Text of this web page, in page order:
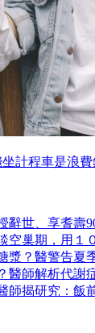
計程車是浪
辭世、享耆壽
空巢期，用１
漿？醫警告夏
醫師解析代謝
師揭研究：飯